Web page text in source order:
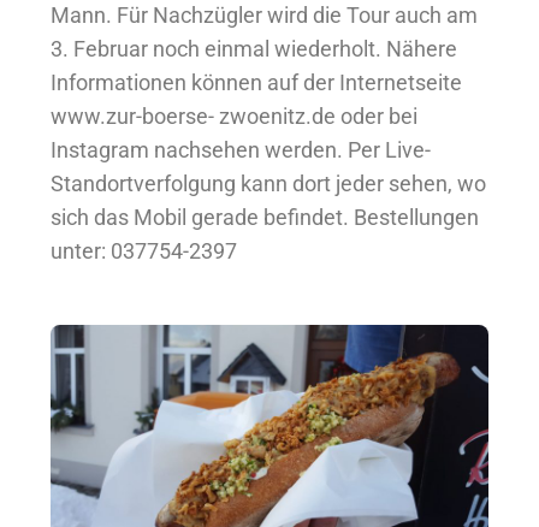
Mann. Für Nachzügler wird die Tour auch am
3. Februar noch einmal wiederholt. Nähere
Informationen können auf der Internetseite
www.zur-boerse- zwoenitz.de oder bei
Instagram nachsehen werden. Per Live-
Standortverfolgung kann dort jeder sehen, wo
sich das Mobil gerade befindet. Bestellungen
unter: 037754-2397